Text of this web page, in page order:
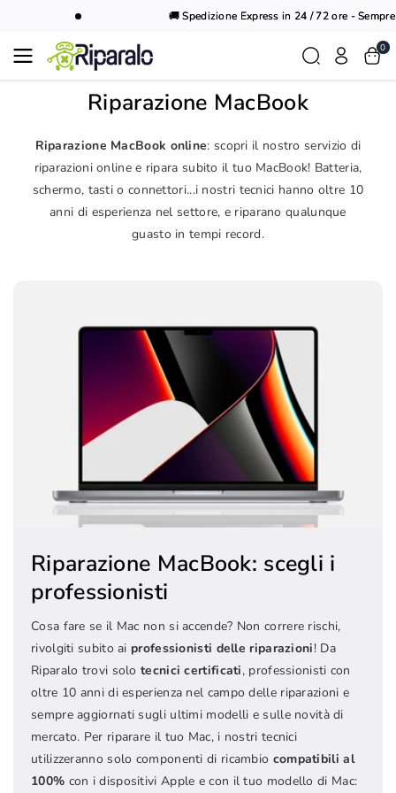
🚚 Spedizione Express in 24 / 72 ore - Sempre
0
Riparazione MacBook
Riparazione MacBook online: scopri il nostro servizio di
riparazioni online e ripara subito il tuo MacBook! Batteria,
schermo, tasti o connettori...i nostri tecnici hanno oltre 10
anni di esperienza nel settore, e riparano qualunque
guasto in tempi record.
Riparazione MacBook: scegli i
professionisti
Cosa fare se il Mac non si accende? Non correre rischi,
rivolgiti subito ai professionisti delle riparazioni! Da
Riparalo trovi solotecnici certificati, professionisti con
oltre 10 anni di esperienza nel campo delle riparazioni e
sempre aggiornati sugli ultimi modelli e sulle novità di
mercato. Per riparare il tuo Mac, i nostri tecnici
utilizzeranno solo componenti di ricambio compatibili al
100% con i dispositivi Apple e con il tuo modello di Mac: